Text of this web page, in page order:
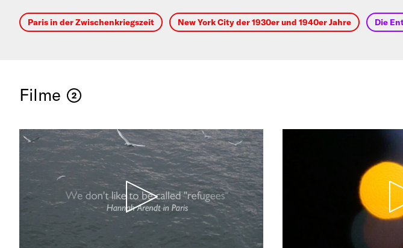
Paris in der Zwischenkriegszeit New York City der 1930er und 1940er Jahre Die
Filme 2